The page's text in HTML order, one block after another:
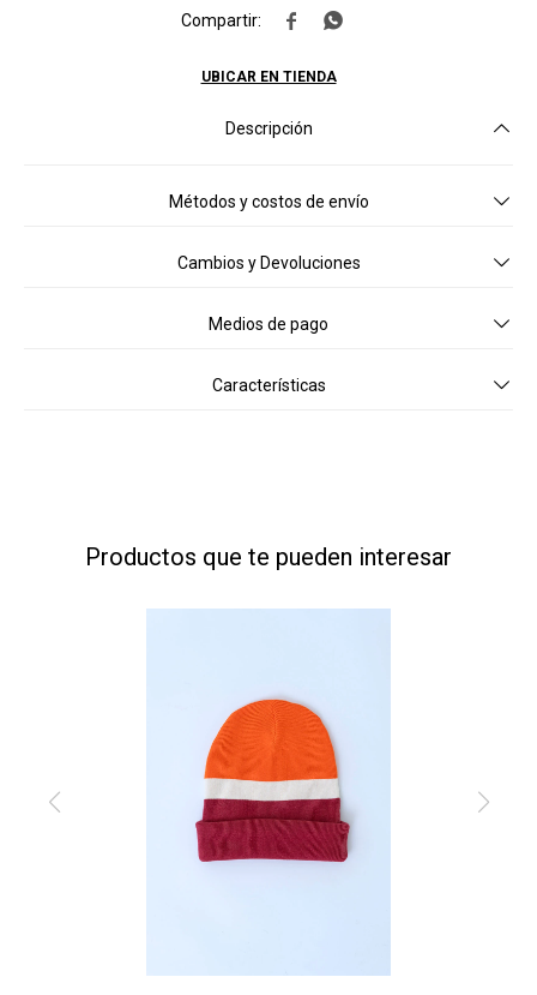
 
UBICAR EN TIENDA
Descripción
Métodos y costos de envío
Cambios y Devoluciones
Medios de pago
Características
Productos que te pueden interesar